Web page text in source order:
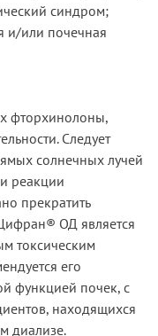
синдром;
и/или почечная
фторхинолоны,
Следует
солнечных лучей
реакции
прекратить
ОД является
токсическим
его
функцией почек, с
находящихся
диализе.